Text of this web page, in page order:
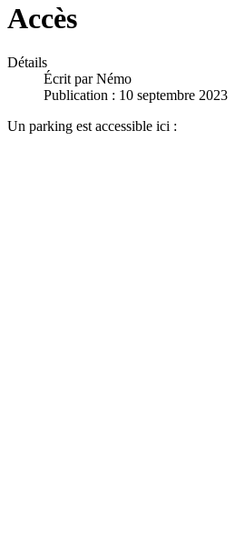
Accès
Détails
Écrit parNémo
Publication : 10 septembre 2023
Un parking est accessible ici :